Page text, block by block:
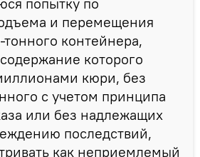
и перемещения
контейнера,
которого
кюри, без
с учетом принципа
или без надлежащих
последствий,
как неприемлемый